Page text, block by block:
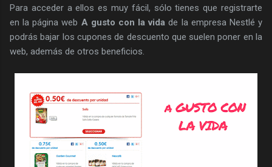
Para acceder a ellos es muy fácil, sólo tienes que registrarte
en la página web A gusto con la vida de la empresa Nestlé y
podrás bajar los cupones de descuento que suelen poner en la
web, además de otros beneficios.